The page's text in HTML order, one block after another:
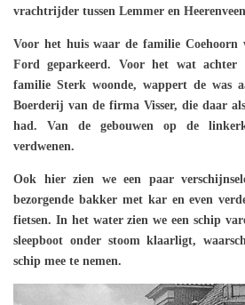
vrachtrijder tussen Lemmer en
Voor het huis waar de familie Coehoorn
Ford geparkeerd. Voor het wat achter
familie Sterk woonde, wappert de was
Boerderij van de firma Visser, die daar
had. Van de gebouwen op de
verdwenen.
Ook hier zien we een paar
bezorgende bakker met kar en even
fietsen. In het water zien we een schip
sleepboot onder stoom klaarligt,
schip mee te nemen.